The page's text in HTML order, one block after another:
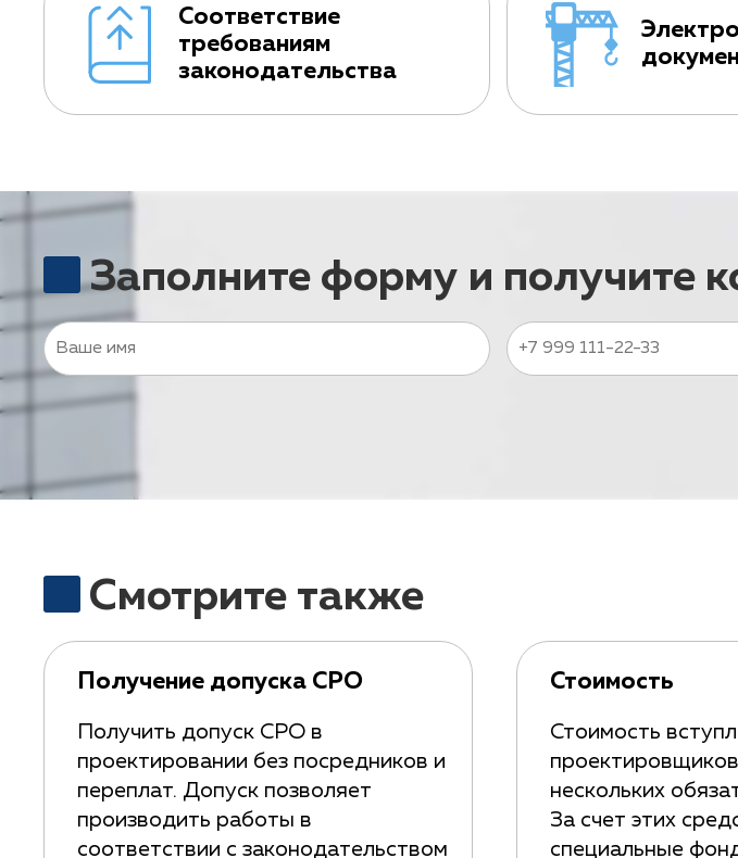
Соответствие
требованиям
законодательства
Заполните форму и получите
Смотрите также
Получение допуска СРО
Получить допуск СРО в
проектировании без посредников и
переплат. Допуск позволяет
производить работы в
соответствии с законодательством
Стоимость
Стоимость
нескольких
За счет этих
специальные